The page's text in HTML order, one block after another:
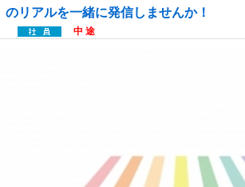
のリアルを一緒に発信しませんか！
中 途